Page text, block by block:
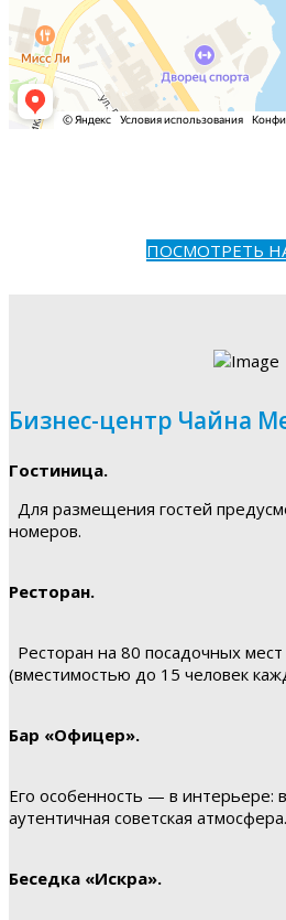
ПОСМОТРЕТЬ
Бизнес-центр Чайна
Гостиница.
Для размещения гостей
номеров.
Ресторан.
Ресторан на 80 посадочных
(вместимостью до 15 человек
Бар «Офицер».
Его особенность — в интерьере:
аутентичная советская атмосфера.
Беседка «Искра».